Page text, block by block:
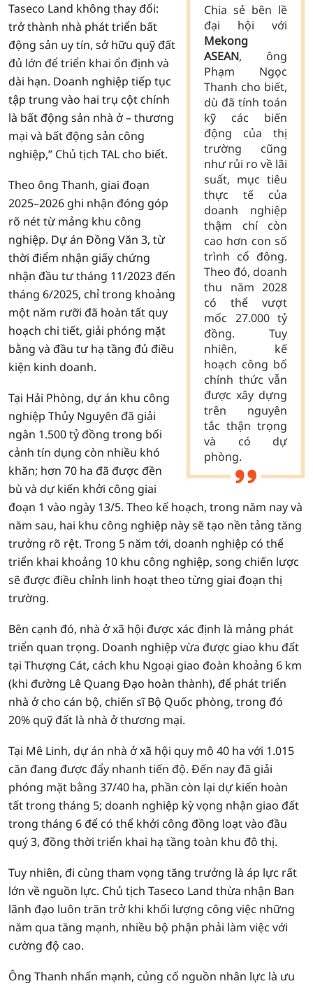
Chia sẻ bên lề
đại hội với
Mekong
ASEAN, ông
Phạm Ngọc
Thanh cho biết,
dù đã tính toán
kỹ các biến
động của thị
trường cũng
như rủi ro về lãi
suất, mục tiêu
thực tế của
doanh nghiệp
thậm chí còn
cao hơn con số
trình cổ đông.
Theo đó, doanh
thu năm 2028
có thể vượt
mốc 27.000 tỷ
đồng. Tuy
nhiên, kế
hoạch công bố
chính thức vẫn
được xây dựng
trên nguyên
tắc thận trọng
và có dự
phòng.
Taseco Land không thay đổi:
trở thành nhà phát triển bất
động sản uy tín, sở hữu quỹ đất
đủ lớn để triển khai ổn định và
dài hạn. Doanh nghiệp tiếp tục
tập trung vào hai trụ cột chính
là bất động sản nhà ở – thương
mại và bất động sản công
nghiệp,” Chủ tịch TAL cho biết.
Theo ông Thanh, giai đoạn
2025–2026 ghi nhận đóng góp
rõ nét từ mảng khu công
nghiệp. Dự án Đồng Văn 3, từ
thời điểm nhận giấy chứng
nhận đầu tư tháng 11/2023 đến
tháng 6/2025, chỉ trong khoảng
một năm rưỡi đã hoàn tất quy
hoạch chi tiết, giải phóng mặt
bằng và đầu tư hạ tầng đủ điều
kiện kinh doanh.
Tại Hải Phòng, dự án khu công
nghiệp Thủy Nguyên đã giải
ngân 1.500 tỷ đồng trong bối
cảnh tín dụng còn nhiều khó
khăn; hơn 70 ha đã được đền
bù và dự kiến khởi công giai
đoạn 1 vào ngày 13/5. Theo kế hoạch, trong năm nay và
năm sau, hai khu công nghiệp này sẽ tạo nền tảng tăng
trưởng rõ rệt. Trong 5 năm tới, doanh nghiệp có thể
triển khai khoảng 10 khu công nghiệp, song chiến lược
sẽ được điều chỉnh linh hoạt theo từng giai đoạn thị
trường.
Bên cạnh đó, nhà ở xã hội được xác định là mảng phát
triển quan trọng. Doanh nghiệp vừa được giao khu đất
tại Thượng Cát, cách khu Ngoại giao đoàn khoảng 6 km
(khi đường Lê Quang Đạo hoàn thành), để phát triển
nhà ở cho cán bộ, chiến sĩ Bộ Quốc phòng, trong đó
20% quỹ đất là nhà ở thương mại.
Tại Mê Linh, dự án nhà ở xã hội quy mô 40 ha với 1.015
căn đang được đẩy nhanh tiến độ. Đến nay đã giải
phóng mặt bằng 37/40 ha, phần còn lại dự kiến hoàn
tất trong tháng 5; doanh nghiệp kỳ vọng nhận giao đất
trong tháng 6 để có thể khởi công đồng loạt vào đầu
quý 3, đồng thời triển khai hạ tầng toàn khu đô thị.
Tuy nhiên, đi cùng tham vọng tăng trưởng là áp lực rất
lớn về nguồn lực. Chủ tịch Taseco Land thừa nhận Ban
lãnh đạo luôn trăn trở khi khối lượng công việc những
năm qua tăng mạnh, nhiều bộ phận phải làm việc với
cường độ cao.
Ông Thanh nhấn mạnh, củng cố nguồn nhân lực là ưu